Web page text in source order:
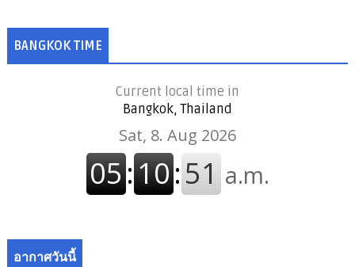
BANGKOK TIME
Current local time in
Bangkok, Thailand
อากาศวันนี้